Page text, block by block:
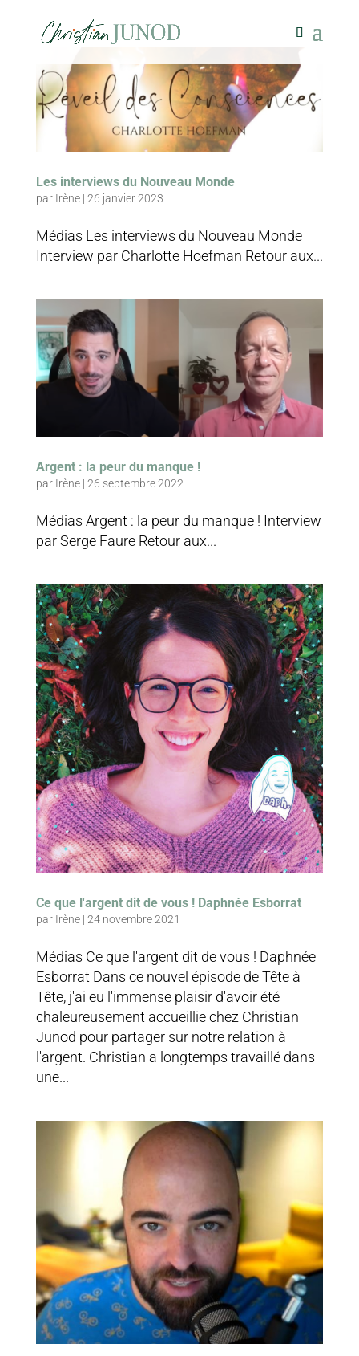
Les interviews du Nouveau Monde
par Irène| 26 janvier 2023
Médias Les interviews du Nouveau Monde
Interview par Charlotte Hoefman Retour aux...
Argent : la peur du manque !
par Irène| 26 septembre 2022
Médias Argent : la peur du manque ! Interview
par Serge Faure Retour aux...
Ce que l'argent dit de vous ! Daphnée Esborrat
par Irène| 24 novembre 2021
Médias Ce que l'argent dit de vous ! Daphnée
Esborrat Dans ce nouvel épisode de Tête à
Tête, j'ai eu l'immense plaisir d'avoir été
chaleureusement accueillie chez Christian
Junod pour partager sur notre relation à
l'argent. Christian a longtemps travaillé dans
une...